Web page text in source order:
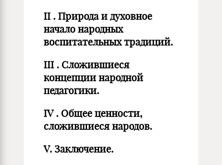
II . Природа и духовное
начало народных
воспитательных традиций.
III . Сложившиеся
концепции народной
педагогики.
IV . Общее ценности,
сложившиеся народов.
V. Заключение.